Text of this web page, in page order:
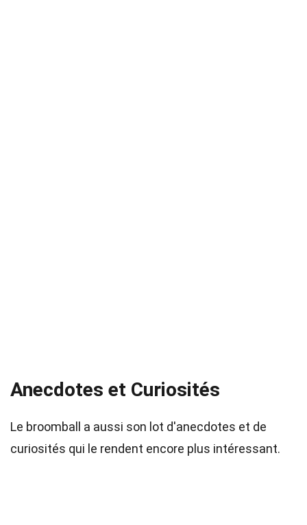
Anecdotes et Curiosités
Le broomball a aussi son lot d'anecdotes et de
curiosités qui le rendent encore plus intéressant.